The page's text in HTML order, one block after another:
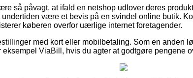
så påvagt, at ifald en netshop udlover deres
undertiden være et bevis på en svindel online butik.
køberen overfor uærlige internet foretagender.
med kort eller mobilbetaling. Som en anden
eksempel ViaBill, hvis du agter at godtgøre pengene